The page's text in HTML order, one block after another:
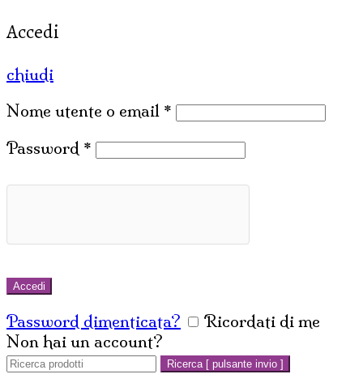
Accedi
chiudi
Nome utente o email *
Password *
Accedi
Password dimenticata?
Ricordati di me
Non hai un account?
Cerca:
Ricerca [ pulsante invio ]